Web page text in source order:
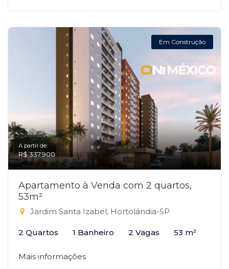
Em Construção
A partir de:
R$ 337.900
Apartamento à Venda com 2 quartos,
53m²
Jardim Santa Izabel, Hortolândia-SP
2 Quartos 1 Banheiro 2 Vagas 53 m²
Mais informações